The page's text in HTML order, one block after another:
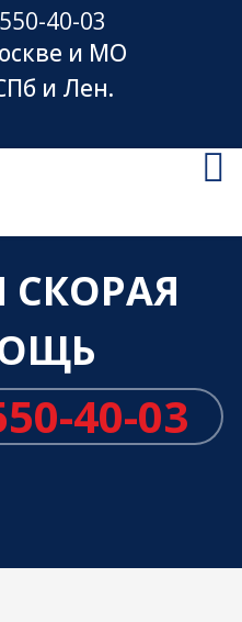
40-03
и МО
и Лен.
СКОРАЯ
40-03